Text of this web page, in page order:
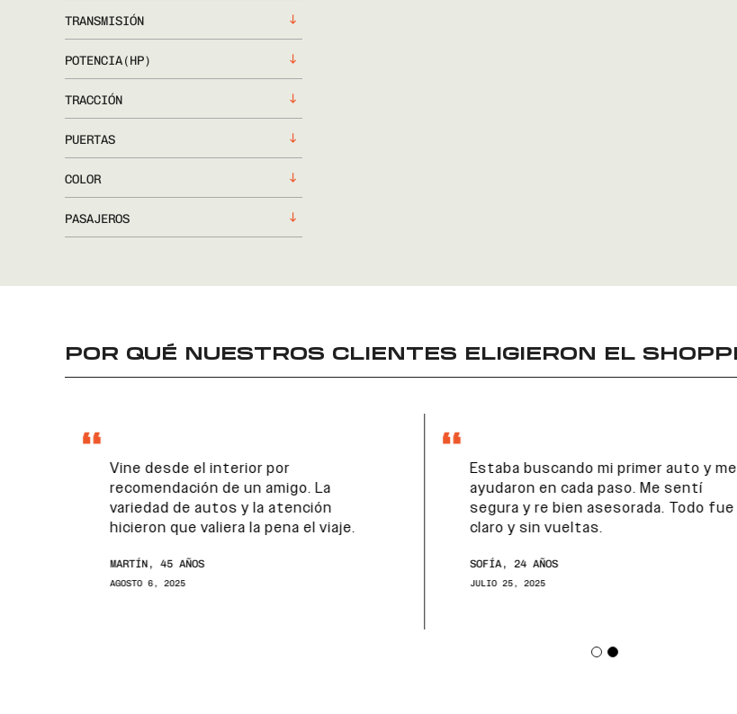
TRANSMISIÓN
POTENCIA(HP)
TRACCIÓN
PUERTAS
COLOR
PASAJEROS
POR QUÉ NUESTROS CLIENTES ELIGIERON EL
Vine desde el interior por
recomendación de un amigo. La
variedad de autos y la atención
hicieron que valiera la pena el viaje.
MARTÍN, 45 AÑOS
AGOSTO 6, 2025
Estaba buscando mi primer auto y me
ayudaron en cada paso. Me sentí
segura y re bien asesorada. Todo fue
claro y sin vueltas.
SOFÍA, 24 AÑOS
JULIO 25, 2025